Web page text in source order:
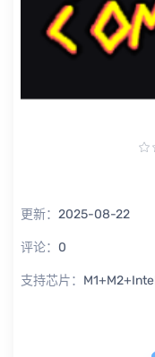
更新： 2025-08-22
评论： 0
支持芯片： M1+M2+Intel芯片